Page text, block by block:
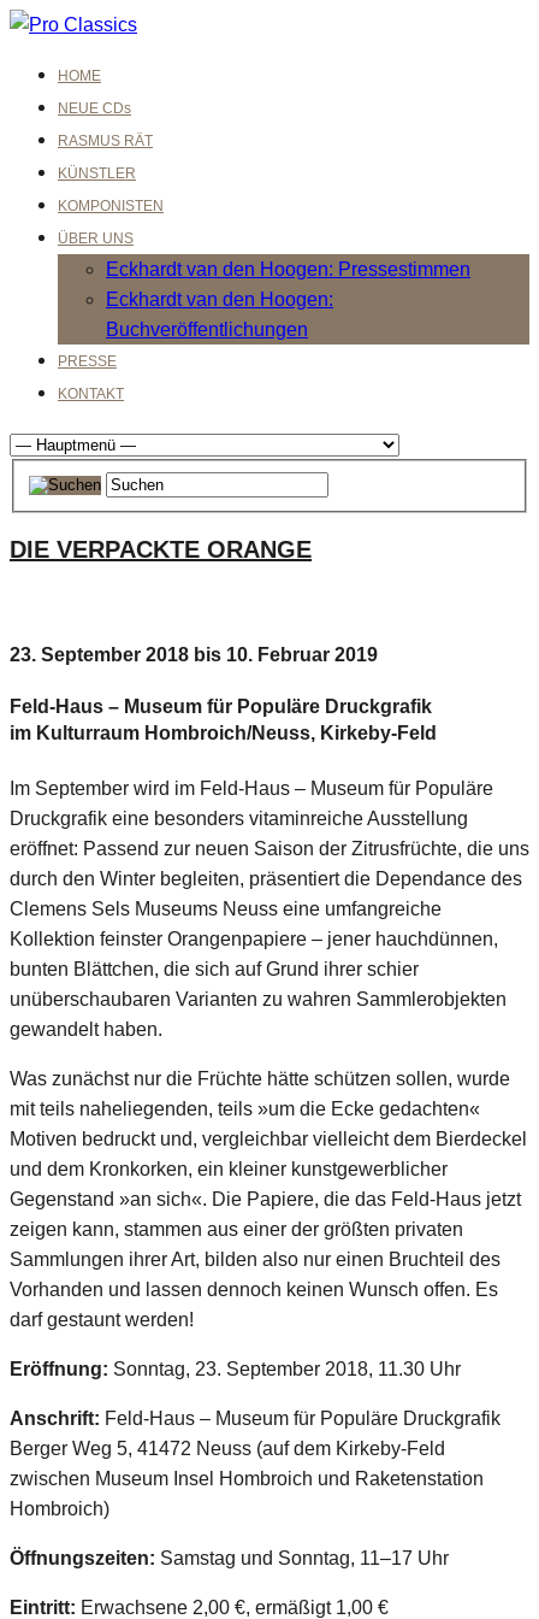
HOME
NEUE CDs
RASMUS RÄT
KÜNSTLER
KOMPONISTEN
ÜBER UNS
Eckhardt van den Hoogen: Pressestimmen
Eckhardt van den Hoogen:
Buchveröffentlichungen
PRESSE
KONTAKT
DIE VERPACKTE ORANGE
23. September 2018 bis 10. Februar 2019
Feld-Haus – Museum für Populäre Druckgrafik
im Kulturraum Hombroich/Neuss, Kirkeby-Feld
Im September wird im Feld-Haus – Museum für Populäre
Druckgrafik eine besonders vitaminreiche Ausstellung
eröffnet: Passend zur neuen Saison der Zitrusfrüchte, die uns
durch den Winter begleiten, präsentiert die Dependance des
Clemens Sels Museums Neuss eine umfangreiche
Kollektion feinster Orangenpapiere – jener hauchdünnen,
bunten Blättchen, die sich auf Grund ihrer schier
unüberschaubaren Varianten zu wahren Sammlerobjekten
gewandelt haben.
Was zunächst nur die Früchte hätte schützen sollen, wurde
mit teils naheliegenden, teils »um die Ecke gedachten«
Motiven bedruckt und, vergleichbar vielleicht dem Bierdeckel
und dem Kronkorken, ein kleiner kunstgewerblicher
Gegenstand »an sich«. Die Papiere, die das Feld-Haus jetzt
zeigen kann, stammen aus einer der größten privaten
Sammlungen ihrer Art, bilden also nur einen Bruchteil des
Vorhanden und lassen dennoch keinen Wunsch offen. Es
darf gestaunt werden!
Eröffnung: Sonntag, 23. September 2018, 11.30 Uhr
Anschrift: Feld-Haus – Museum für Populäre Druckgrafik
Berger Weg 5, 41472 Neuss (auf dem Kirkeby-Feld
zwischen Museum Insel Hombroich und Raketenstation
Hombroich)
Öffnungszeiten: Samstag und Sonntag, 11–17 Uhr
Eintritt: Erwachsene 2,00 €, ermäßigt 1,00 €